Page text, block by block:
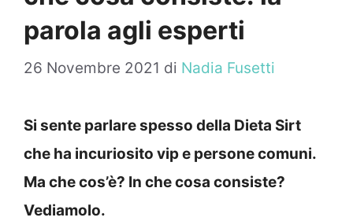
parola agli esperti
26 Novembre 2021 di Nadia Fusetti
Si sente parlare spesso della Dieta Sirt
che ha incuriosito vip e persone comuni.
Ma che cos’è? In che cosa consiste?
Vediamolo.